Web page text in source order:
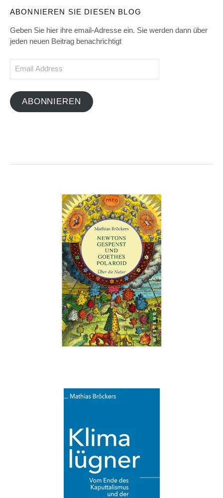
ABONNIEREN SIE DIESEN BLOG
Geben Sie hier ihre email-Adresse ein. Sie werden dann über
jeden neuen Beitrag benachrichtigt
ABONNIEREN